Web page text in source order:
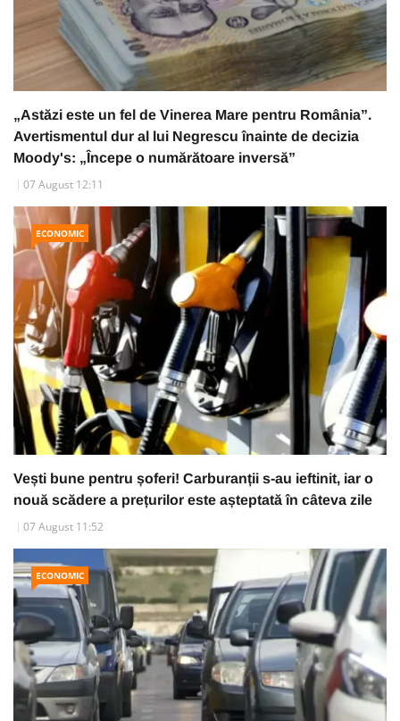
„Astăzi este un fel de Vinerea Mare pentru România”.
Avertismentul dur al lui Negrescu înainte de decizia
Moody's: „Începe o numărătoare inversă”
07 August 12:11
ECONOMIC
Vești bune pentru șoferi! Carburanții s-au ieftinit, iar o
nouă scădere a prețurilor este așteptată în câteva zile
07 August 11:52
ECONOMIC